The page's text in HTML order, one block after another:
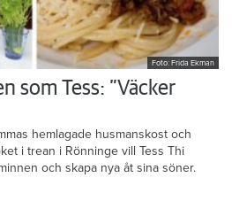
Foto: Frida Ekman
som Tess: ”Väcker
hemlagade husmanskost och
i trean i Rönninge vill Tess Thi
och skapa nya åt sina söner.